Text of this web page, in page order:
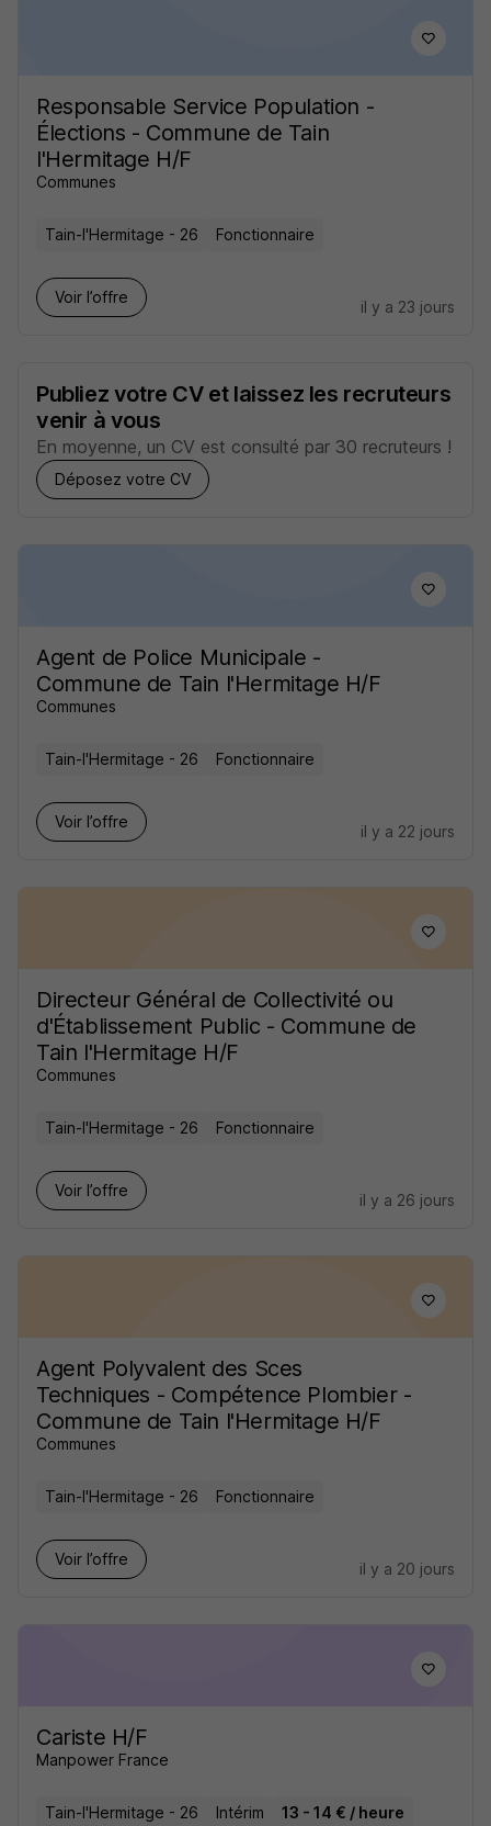
Responsable Service Population -
Élections - Commune de Tain
l'Hermitage H/F
Communes
Tain-l'Hermitage - 26 Fonctionnaire
Voir l’offre
il y a 23 jours
Publiez votre CV et laissez les recruteurs
venir à vous
En moyenne, un CV est consulté par 30 recruteurs !
Déposez votre CV
Agent de Police Municipale -
Commune de Tain l'Hermitage H/F
Communes
Tain-l'Hermitage - 26 Fonctionnaire
Voir l’offre
il y a 22 jours
Directeur Général de Collectivité ou
d'Établissement Public - Commune de
Tain l'Hermitage H/F
Communes
Tain-l'Hermitage - 26 Fonctionnaire
Voir l’offre
il y a 26 jours
Agent Polyvalent des Sces
Techniques - Compétence Plombier -
Commune de Tain l'Hermitage H/F
Communes
Tain-l'Hermitage - 26 Fonctionnaire
Voir l’offre
il y a 20 jours
Cariste H/F
Manpower France
Tain-l'Hermitage - 26 Intérim 13 - 14 € / heure